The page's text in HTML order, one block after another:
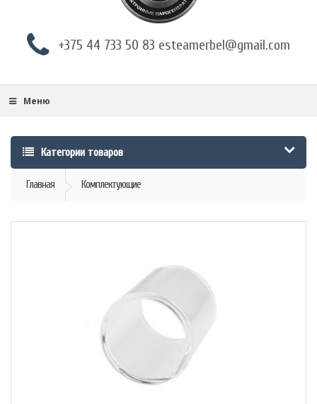
+375 44 733 50 83 esteamerbel@gmail.com
Меню
Категории товаров
Главная Комплектующие